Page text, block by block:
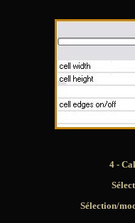
4 -
Sélection/